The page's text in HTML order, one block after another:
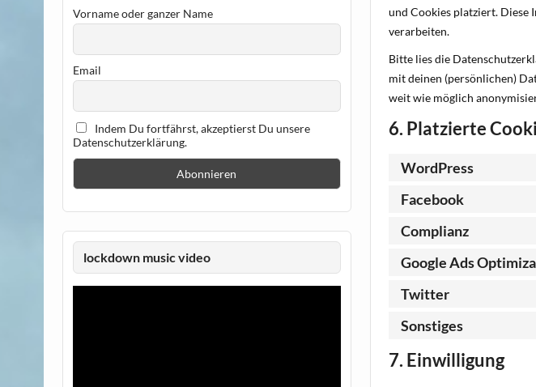
und Cookies platziert.
verarbeiten.
Bitte lies die
mit deinen (persönlichen)
weit wie möglich
6. Platzierte
WordPress
Facebook
Complianz
Google Ads
Twitter
Sonstiges
7. Einwilligung
Vorname oder ganzer Name
Email
Indem Du fortfährst, akzeptierst Du unsere
Datenschutzerklärung.
lockdown music video
Video-